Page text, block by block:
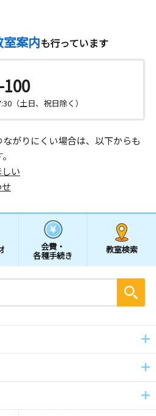
案内も行っています
（土日、祝日除く）
がりにくい場合は、以下からも
い
会費・
各種手続き
教室検索